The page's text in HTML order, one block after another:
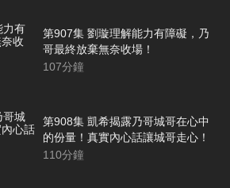
第907集 劉璇理解能力有障礙，乃
哥最終放棄無奈收場！
107分鐘
第908集 凱希揭露乃哥城哥在心中
的份量！真實內心話讓城哥走心！
110分鐘